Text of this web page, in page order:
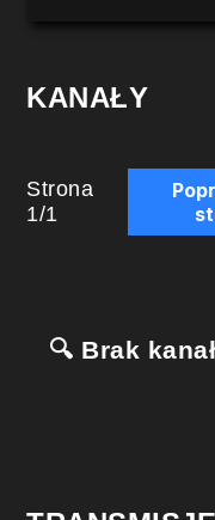
KANAŁY
Strona
1/1
🔍 Brak